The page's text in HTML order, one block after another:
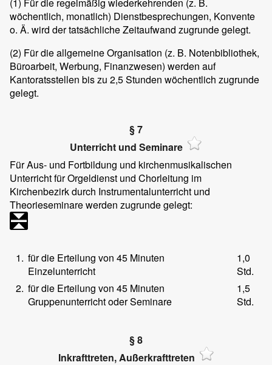
(1) Für die regelmäßig wiederkehrenden (z. B.
wöchentlich, monatlich) Dienstbesprechungen, Konvente
o. Ä. wird der tatsächliche Zeitaufwand zugrunde gelegt.
(2) Für die allgemeine Organisation (z. B. Notenbibliothek,
Büroarbeit, Werbung, Finanzwesen) werden auf
Kantoratsstellen bis zu 2,5 Stunden wöchentlich zugrunde
gelegt.
§ 7
Unterricht und Seminare
Für Aus- und Fortbildung und kirchenmusikalischen
Unterricht für Orgeldienst und Chorleitung im
Kirchenbezirk durch Instrumentalunterricht und
Theorieseminare werden zugrunde gelegt:
1. für die Erteilung von 45 Minuten
Einzelunterricht
1,0
Std.
2. für die Erteilung von 45 Minuten
Gruppenunterricht oder Seminare
1,5
Std.
§ 8
Inkrafttreten, Außerkrafttreten